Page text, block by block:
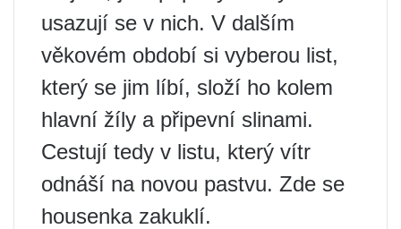
usazují se v nich. V dalším
věkovém období si vyberou list,
který se jim líbí, složí ho kolem
hlavní žíly a připevní slinami.
Cestují tedy v listu, který vítr
odnáší na novou pastvu. Zde se
housenka zakuklí.